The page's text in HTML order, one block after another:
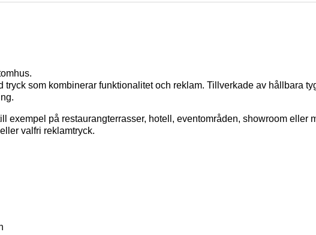
tryck som kombinerar funktionalitet och reklam. Tillverkade av hållbara
exempel på restaurangterrasser, hotell, eventområden, showroom eller
valfri reklamtryck.